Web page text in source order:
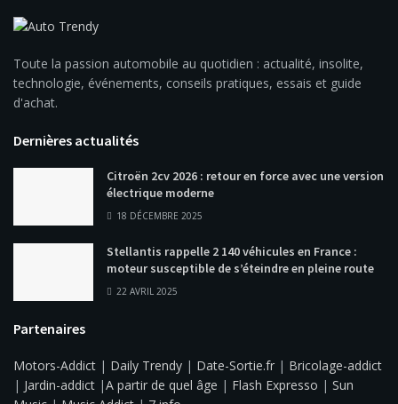
Toute la passion automobile au quotidien : actualité, insolite,
technologie, événements, conseils pratiques, essais et guide
d'achat.
Dernières actualités
Citroën 2cv 2026 : retour en force avec une version
électrique moderne
18 DÉCEMBRE 2025
Stellantis rappelle 2 140 véhicules en France :
moteur susceptible de s’éteindre en pleine route
22 AVRIL 2025
Partenaires
Motors-Addict | Daily Trendy | Date-Sortie.fr | Bricolage-addict
| Jardin-addict |A partir de quel âge | Flash Expresso | Sun